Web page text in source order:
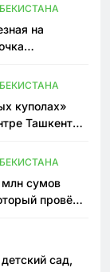
на
куполах»
Ташкента
млн сумов
провёл
сад,